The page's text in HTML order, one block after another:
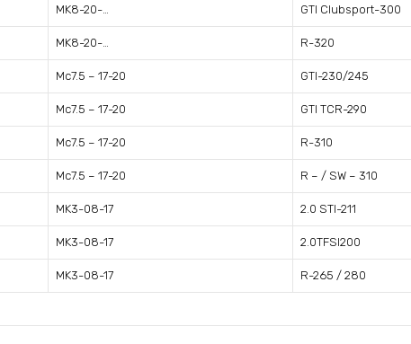
MK8-20-… GTI Clubsport-300
MK8-20-… R-320
Mc7.5 – 17-20 GTI-230/245
Mc7.5 – 17-20 GTI TCR-290
Mc7.5 – 17-20 R-310
Mc7.5 – 17-20 R – / SW – 310
MK3-08-17 2.0 STI-211
MK3-08-17 2.0TFSI200
MK3-08-17 R-265 / 280